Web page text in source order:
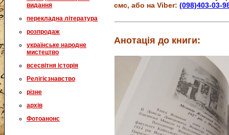
видання
перекладна література
розпродаж
українське народне
мистецтво
всесвітня історія
Релігієзнавство
різне
архів
Фотоанонс
смс, або на Viber:(098)403-03-
Анотація до книги: